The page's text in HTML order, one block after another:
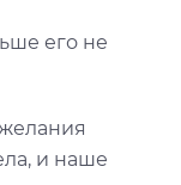
его не
и наше